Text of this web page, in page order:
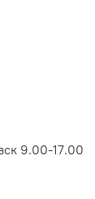
9.00-17.00